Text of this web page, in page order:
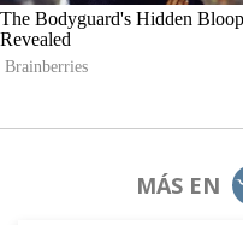
MÁS EN